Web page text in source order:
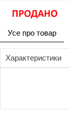
Усе про товар
Характеристики